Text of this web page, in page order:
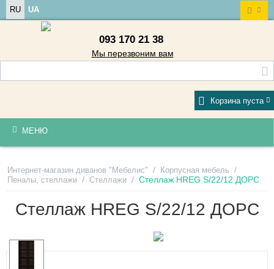
RU UA
093 170 21 38
Мы перезвоним вам
Корзина пуста
МЕНЮ
Интернет-магазин диванов "Мебелис" / Корпусная мебель /
Пеналы, стеллажи / Стеллажи / Стеллаж HREG S/22/12 ДОРС
Стеллаж HREG S/22/12 ДОРС